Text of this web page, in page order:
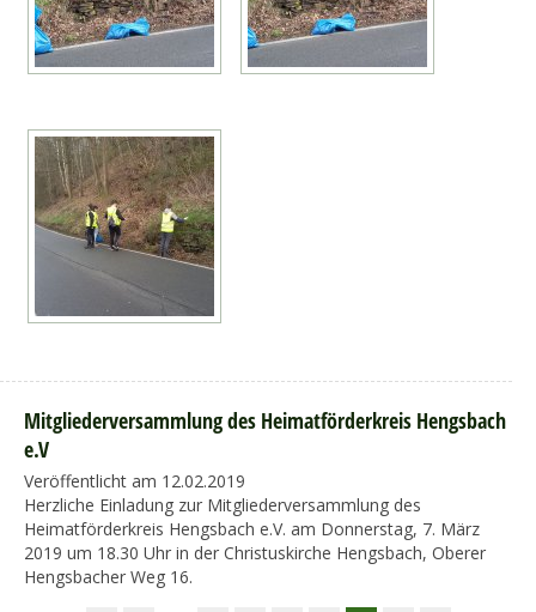
Mitgliederversammlung des Heimatförderkreis Hengsbach
e.V
Veröffentlicht am 12.02.2019
Herzliche Einladung zur Mitgliederversammlung des
Heimatförderkreis Hengsbach e.V. am Donnerstag, 7. März
2019 um 18.30 Uhr in der Christuskirche Hengsbach, Oberer
Hengsbacher Weg 16.